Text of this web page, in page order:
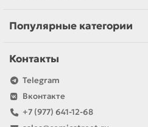
Популярные категории
Контакты
Telegram
Вконтакте
+7 (977) 641-12-68